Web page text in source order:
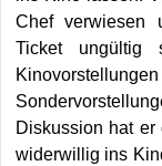
Chef verwiesen
Ticket
Diskussion hat
widerwillig ins